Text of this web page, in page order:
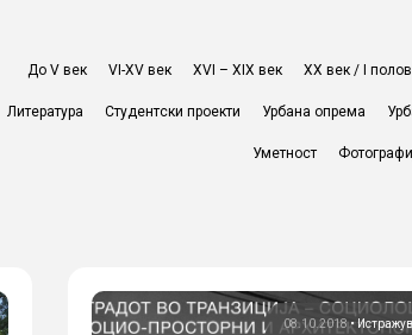
До V век VI-XV век XVI – XIX век ХХ век / I
Литература Студентски проекти Урбана опрема
Уметност
08.10.2018•